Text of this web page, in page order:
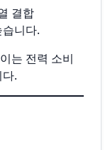
결합
니다.
는 전력 소비
.